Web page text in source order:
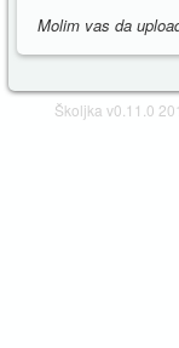
Molim vas da
Školjka v0.11.0